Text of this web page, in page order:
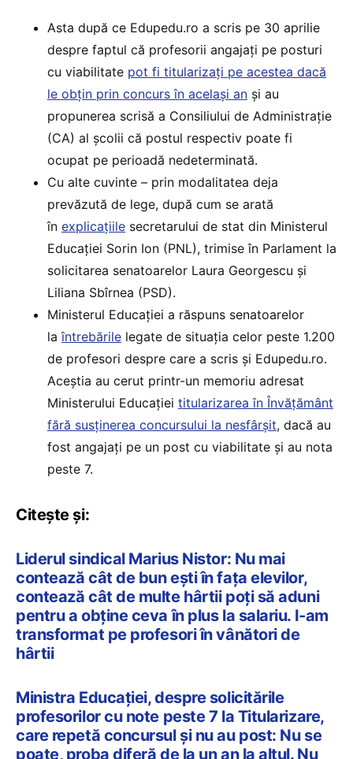
Asta după ce Edupedu.ro a scris pe 30 aprilie
despre faptul că profesorii angajați pe posturi
cu viabilitate pot fi titularizați pe acestea dacă
le obțin prin concurs în același an și au
propunerea scrisă a Consiliului de Administrație
(CA) al școlii că postul respectiv poate fi
ocupat pe perioadă nedeterminată.
Cu alte cuvinte – prin modalitatea deja
prevăzută de lege, după cum se arată
în explicațiile secretarului de stat din Ministerul
Educației Sorin Ion (PNL), trimise în Parlament la
solicitarea senatoarelor Laura Georgescu și
Liliana Sbîrnea (PSD).
Ministerul Educației a răspuns senatoarelor
laîntrebările legate de situația celor peste 1.200
de profesori despre care a scris și Edupedu.ro.
Aceștia au cerut printr-un memoriu adresat
Ministerului Educației titularizarea în Învățământ
fără susținerea concursului la nesfârșit, dacă au
fost angajați pe un post cu viabilitate și au nota
peste 7.
Citește și:
Liderul sindical Marius Nistor: Nu mai
contează cât de bun ești în fața elevilor,
contează cât de multe hârtii poți să aduni
pentru a obține ceva în plus la salariu. I-am
transformat pe profesori în vânători de
hârtii
Ministra Educației, despre solicitările
profesorilor cu note peste 7 la Titularizare,
care repetă concursul și nu au post: Nu se
poate, proba diferă de la un an la altul. Nu